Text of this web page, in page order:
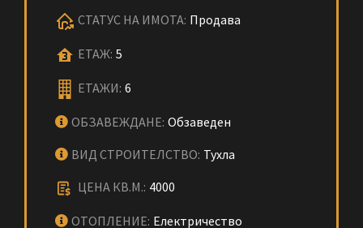
СТАТУС НА ИМОТА: Продава
ЕТАЖ: 5
ЕТАЖИ: 6
ОБЗАВЕЖДАНЕ: Обзаведен
ВИД СТРОИТЕЛСТВО: Тухла
ЦЕНА КВ.М.: 4000
ОТОПЛЕНИЕ: Електричество